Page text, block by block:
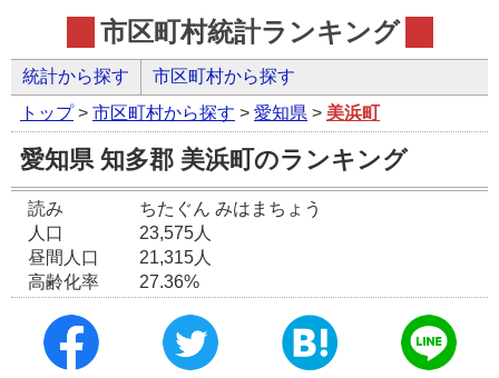
市区町村統計ランキング
統計から探す 市区町村から探す
トップ> 市区町村から探す > 愛知県 > 美浜町
愛知県 知多郡 美浜町のランキング
読み
ちたぐん みはまちょう
人口
23,575人
昼間人口
21,315人
高齢化率
27.36%